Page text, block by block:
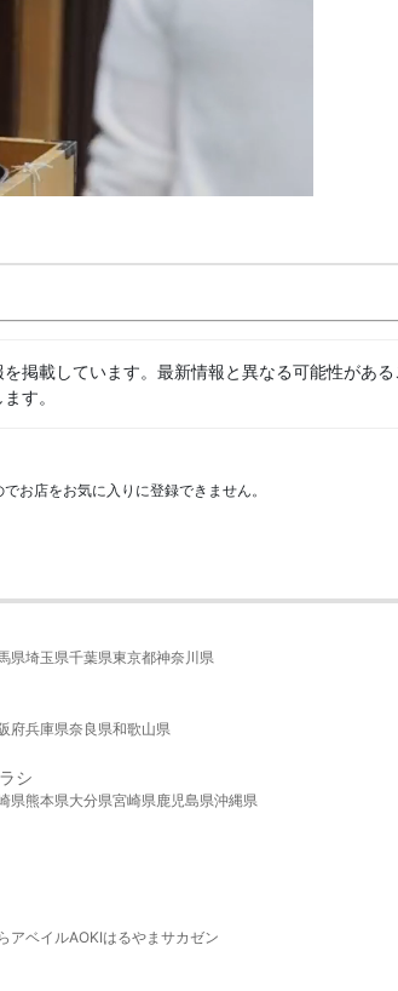
掲載しています。最新情報と異なる可能性があ
す。
お店をお気に入りに登録できません。
県埼玉県千葉県東京都神奈川県
府兵庫県奈良県和歌山県
シ
県熊本県大分県宮崎県鹿児島県沖縄県
アベイルAOKIはるやま サカゼン